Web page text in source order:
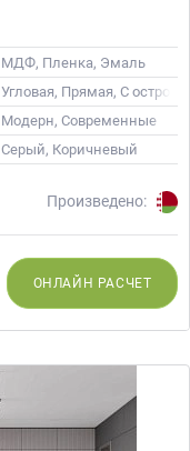
МДФ, Пленка, Эмаль
Угловая, Прямая, С островом
Модерн, Современные
Серый, Коричневый
Произведено:
ОНЛАЙН РАСЧЕТ